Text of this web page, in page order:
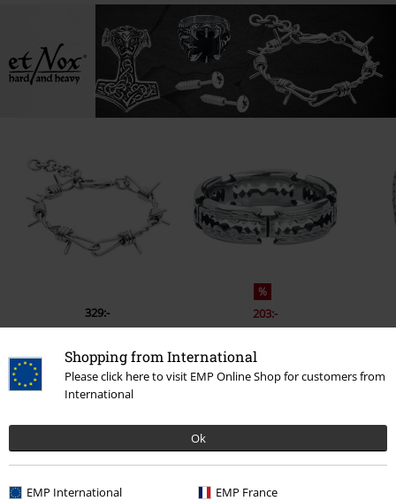
Shopping from International
Please click here to visit EMP Online Shop for customers from
International
Ok
EMP International EMP France
329:-
%
203:-
0 Recensioner
Berätta vad du tycker om "Curb Chain".